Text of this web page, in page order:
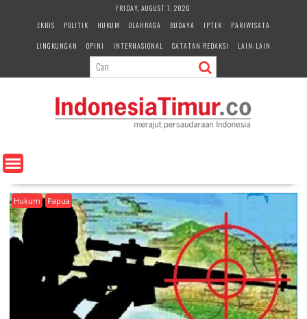
e
n
FRIDAY, AUGUST 7, 2026
EKBIS
POLITIK HUKUM OLAHRAGA BUDAYA IPTEK
PARIWISATA
LINGKUNGAN
OPINI INTERNASIONAL CATATAN REDAKSI LAIN-LAIN
Hukum Papua